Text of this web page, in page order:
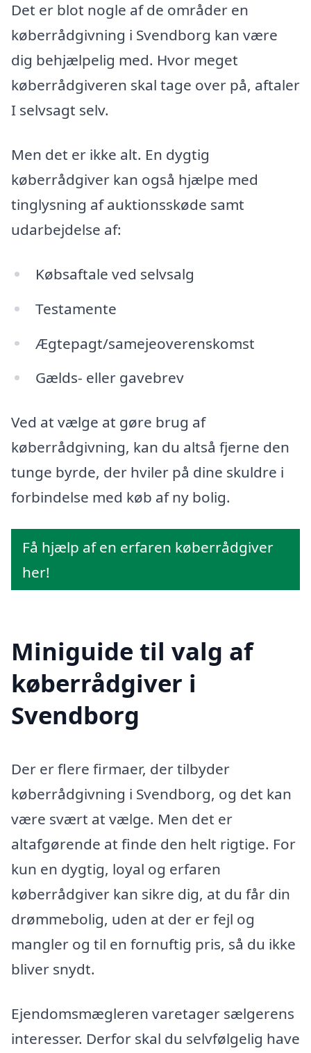
Det er blot nogle af de områder en
køberrådgivning i Svendborg kan være
dig behjælpelig med. Hvor meget
køberrådgiveren skal tage over på, aftaler
I selvsagt selv.
Men det er ikke alt. En dygtig
køberrådgiver kan også hjælpe med
tinglysning af auktionsskøde samt
udarbejdelse af:
Købsaftale ved selvsalg
Testamente
Ægtepagt/samejeoverenskomst
Gælds- eller gavebrev
Ved at vælge at gøre brug af
køberrådgivning, kan du altså fjerne den
tunge byrde, der hviler på dine skuldre i
forbindelse med køb af ny bolig.
Få hjælp af en erfaren køberrådgiver
her!
Miniguide til valg af
køberrådgiver i
Svendborg
Der er flere firmaer, der tilbyder
køberrådgivning i Svendborg, og det kan
være svært at vælge. Men det er
altafgørende at finde den helt rigtige. For
kun en dygtig, loyal og erfaren
køberrådgiver kan sikre dig, at du får din
drømmebolig, uden at der er fejl og
mangler og til en fornuftig pris, så du ikke
bliver snydt.
Ejendomsmægleren varetager sælgerens
interesser. Derfor skal du selvfølgelig have